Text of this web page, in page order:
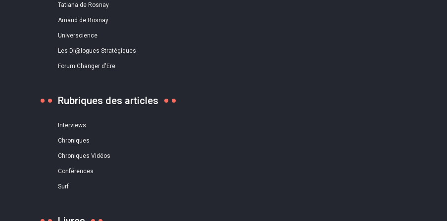
Tatiana de Rosnay
Arnaud de Rosnay
Universcience
Les Di@logues Stratégiques
Forum Changer d'Ere
Rubriques des articles
Interviews
Chroniques
Chroniques Vidéos
Conférences
Surf